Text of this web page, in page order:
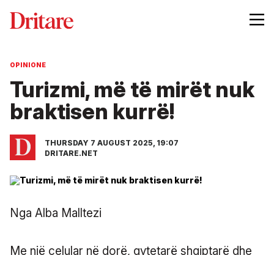
OPINIONE
Turizmi, më të mirët nuk
braktisen kurrë!
THURSDAY 7 AUGUST 2025, 19:07
DRITARE.NET
Nga Alba Malltezi
Me një celular në dorë, qytetarë shqiptarë dhe